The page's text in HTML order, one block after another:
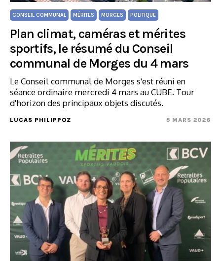
CONSEIL COMMUNAL MÉRITES MORGES POLITIQUE
Plan climat, caméras et mérites
sportifs, le résumé du Conseil
communal de Morges du 4 mars
Le Conseil communal de Morges s'est réuni en
séance ordinaire mercredi 4 mars au CUBE. Tour
d'horizon des principaux objets discutés.
LUCAS PHILIPPOZ 5 MARS 2026